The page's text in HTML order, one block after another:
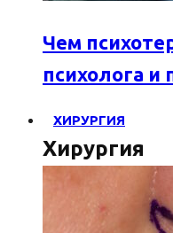
Чем
психолога и
ХИРУРГИЯ
Хирургия